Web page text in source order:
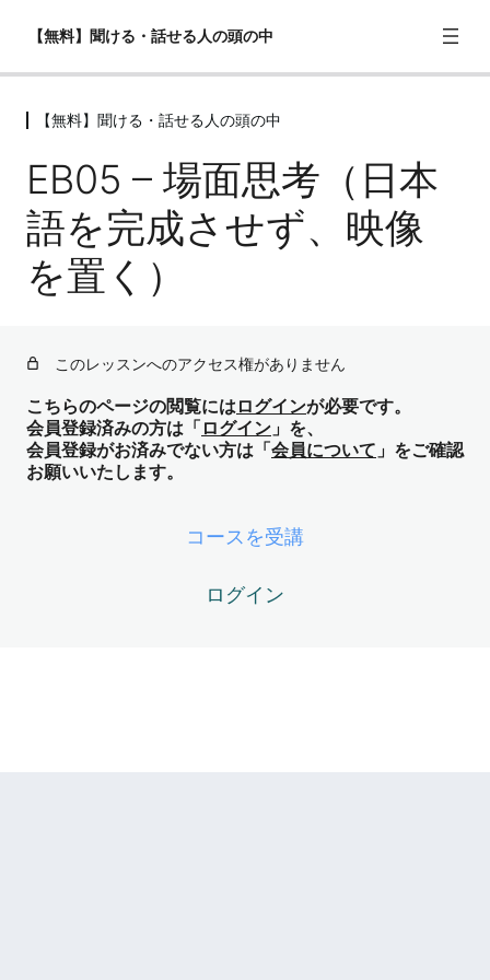
【無料】聞ける・話せる人の頭の中
【無料】聞ける・話せる人の頭の中
EB01 – 聞けるとはどういうことか
EB02 – シャドーイングの罠と「意図的清聴」
EB03 – 予測文法とは何か（骨格とコア単語で先読みする）
EB05 – 場面思考（日本語を完成させず、映像を置く）
EB06 – リライトという最強の練習法（お手本を書き換え
る）
EB07 – 英語が話せる人の頭の中（直感アウトプットの実
践）
EB08 – 独習ロードマップ（あなたの英語OSを完全起動さ
【無料】聞ける・話せる人の頭の中
EB05 – 場面思考（日本
語を完成させず、映像
を置く）
このレッスンへのアクセス権がありません
こちらのページの閲覧にはログインが必要です。
会員登録済みの方は「 ログイン 」を、
会員登録がお済みでない方は「 会員について 」をご確認
お願いいたします。
コースを受講
ログイン